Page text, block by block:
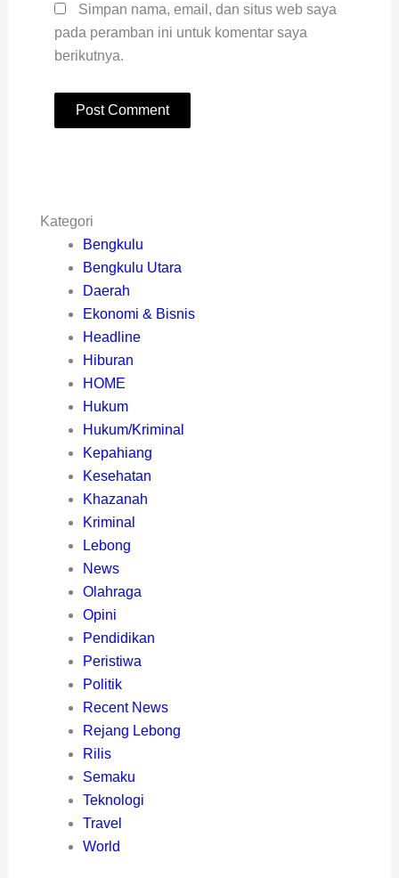
Simpan nama, email, dan situs web saya
pada peramban ini untuk komentar saya
berikutnya.
Kategori
Bengkulu
Bengkulu Utara
Daerah
Ekonomi & Bisnis
Headline
Hiburan
HOME
Hukum
Hukum/Kriminal
Kepahiang
Kesehatan
Khazanah
Kriminal
Lebong
News
Olahraga
Opini
Pendidikan
Peristiwa
Politik
Recent News
Rejang Lebong
Rilis
Semaku
Teknologi
Travel
World